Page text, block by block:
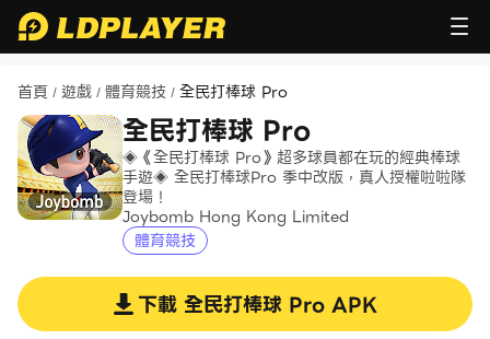
首頁 / 遊戲 / 體育競技 / 全民打棒球 Pro
全民打棒球 Pro
◈《全民打棒球 Pro》超多球員都在玩的經典棒球
手遊◈ 全民打棒球Pro 季中改版，真人授權啦啦隊
登場！
Joybomb Hong Kong Limited
體育競技
下載全民打棒球 Pro APK